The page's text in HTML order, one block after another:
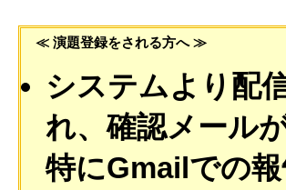
≪ 演題登録をされる方へ ≫
システムより配
れ、確認メール
特にGmailでの